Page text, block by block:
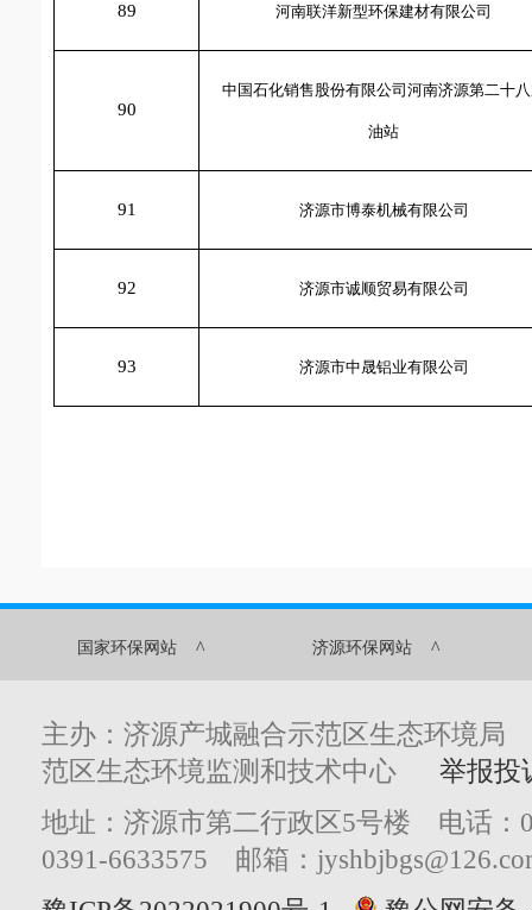
89 河南联洋新型环保建材有限公司
90
中国石化销售股份有限公司河南济源第二十
油站
91 济源市博泰机械有限公司
92 济源市诚顺贸易有限公司
93 济源市中晟铝业有限公司
国家环保网站 ^ 济源环保网站 ^
主办：济源产城融合示范区生态环境
范区生态环境监测和技术中心 举报投
地址：济源市第二行政区5号楼 电话：
0391-6633575 邮箱：